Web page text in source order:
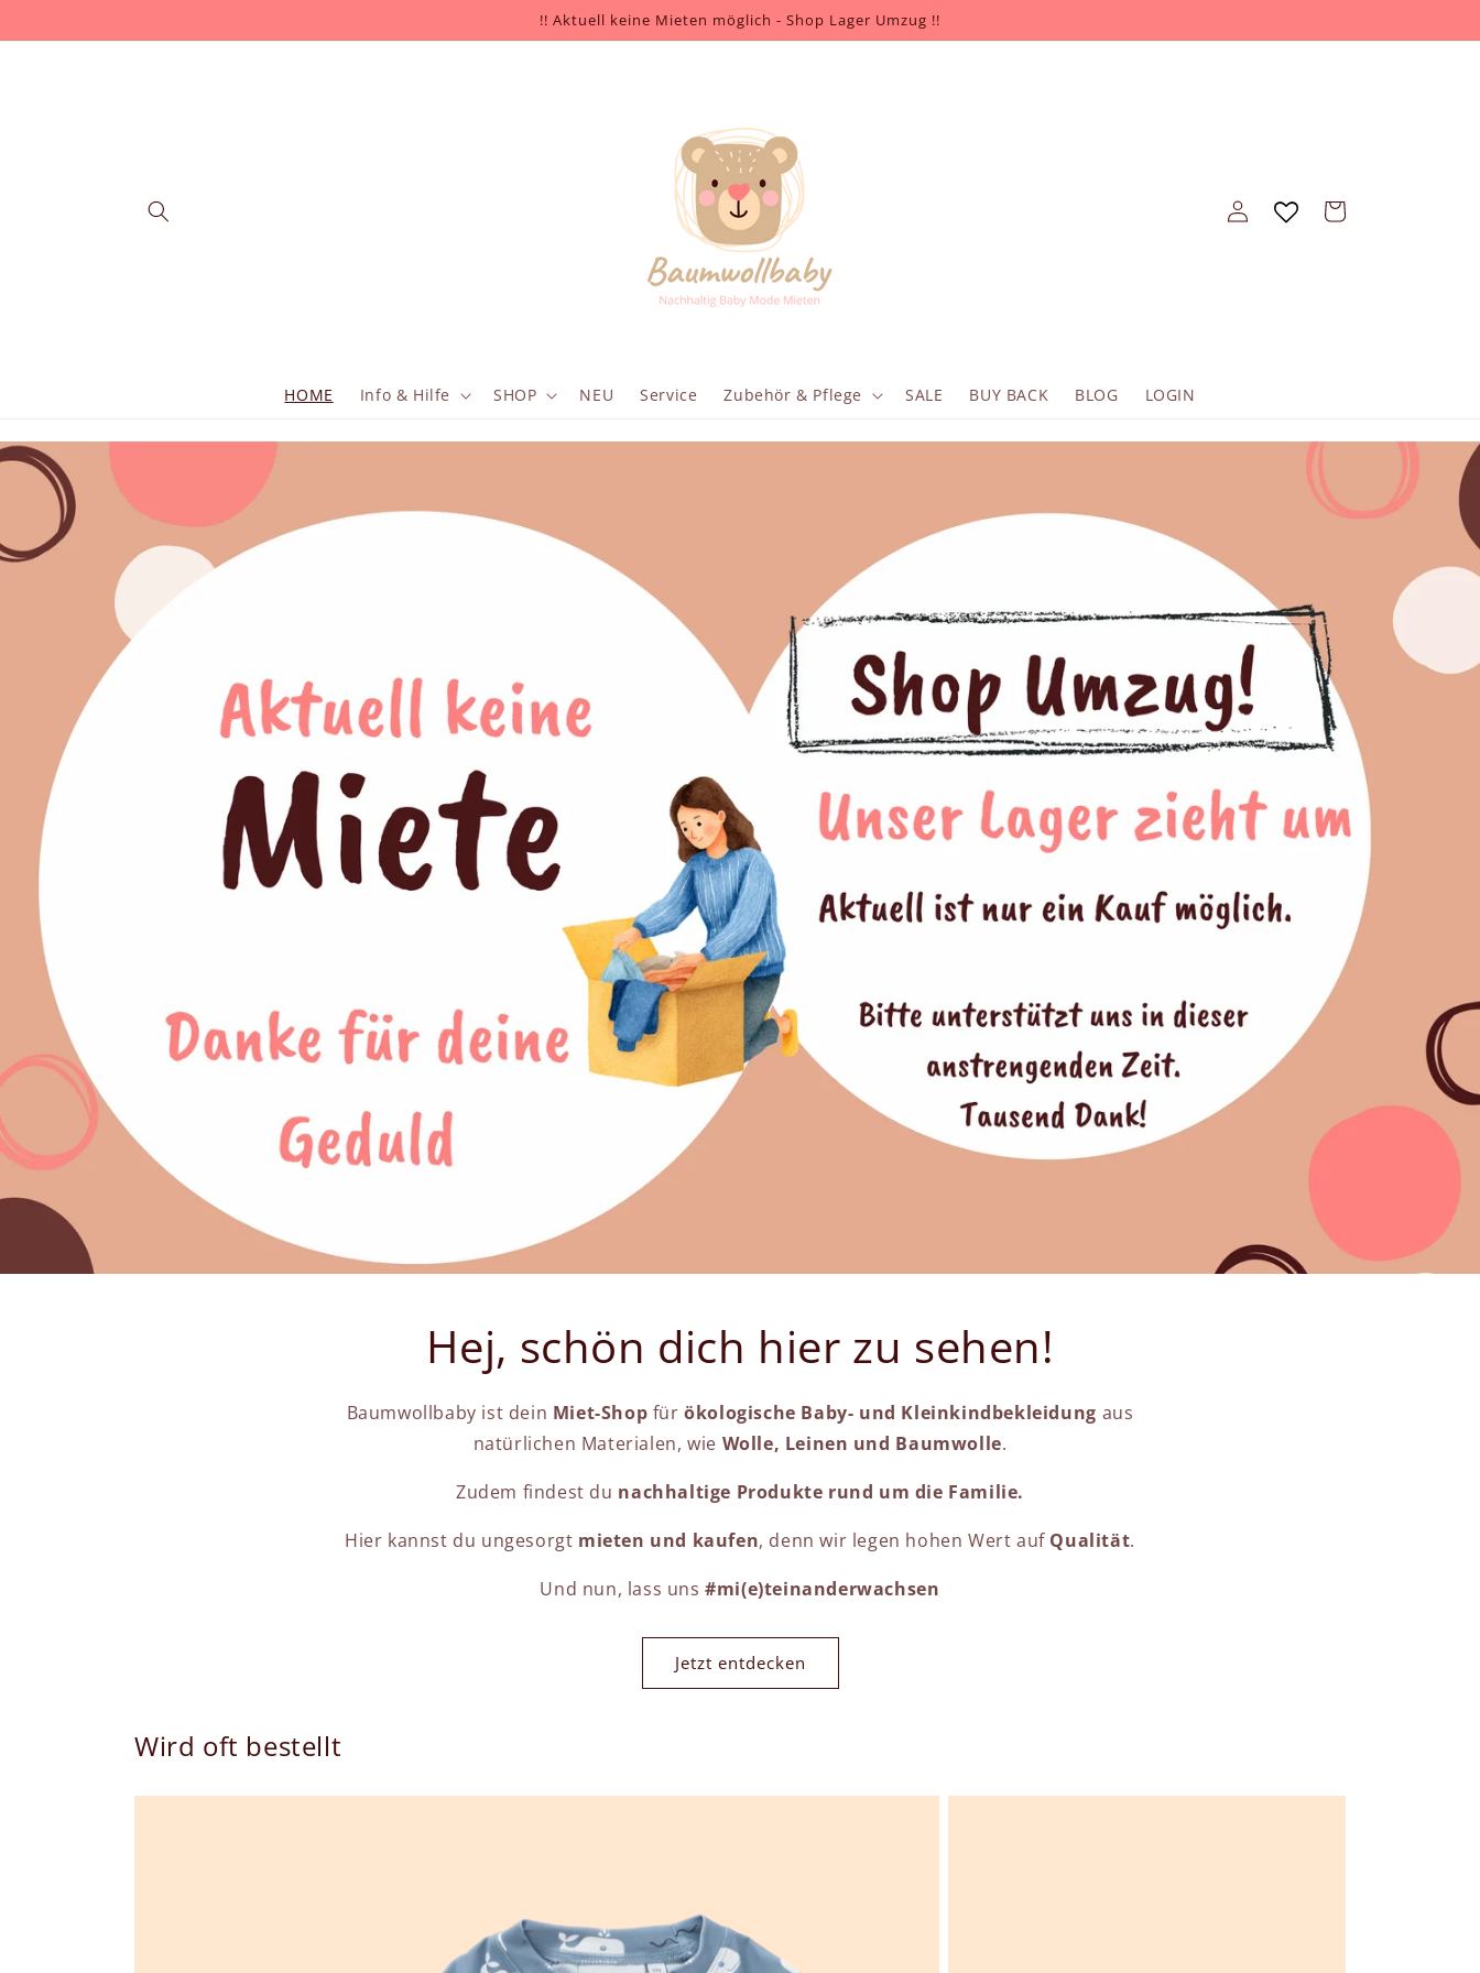
!! Aktuell keine Mieten möglich - Shop Lager Umzug !!
HOME Info & Hilfe SHOP NEU Service Zubehör & Pflege SALE BUY BACK BLOG LOGIN
Oturum
Sepet
Hej, schön dich hier zu sehen!
Baumwollbaby ist dein Miet-Shop fürökologische Baby- und Kleinkindbekleidung aus
natürlichen Materialen, wie Wolle, Leinen und Baumwolle.
Zudem findest du nachhaltige Produkte rund um die Familie.
Hier kannst du ungesorgt mieten und kaufen, denn wir legen hohen Wert auf Qualität.
Und nun, lass uns#mi(e)teinanderwachsen
Jetzt entdecken
Wird oft bestellt